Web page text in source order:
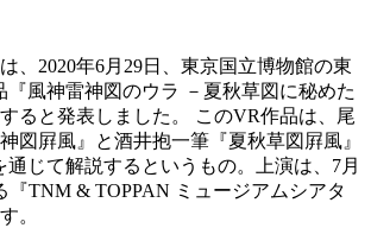
、2020年6月29日、東京国立博物館の東
風神雷神図のウラ －夏秋草図に秘めた
ると発表しました。 このVR作品は、尾
図屛風』と酒井抱一筆『夏秋草図屛風』
じて解説するというもの。上演は、7月
『TNM & TOPPAN ミュージアムシアタ
。